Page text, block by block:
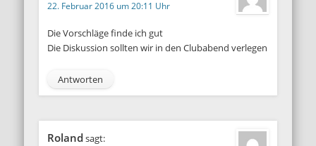
22. Februar 2016 um 20:11 Uhr
Die Vorschläge finde ich gut
Die Diskussion sollten wir in den Clubabend verlegen
Antworten
Roland sagt: